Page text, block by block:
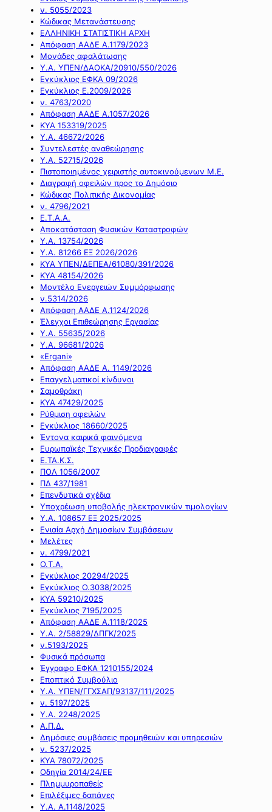
ν. 5055/2023
Κώδικας Μετανάστευσης
ΕΛΛΗΝΙΚΗ ΣΤΑΤΙΣΤΙΚΗ ΑΡΧΗ
Απόφαση ΑΑΔΕ Α.1179/2023
Μονάδες αφαλάτωσης
Υ.Α. ΥΠΕΝ/ΔΑΟΚΑ/20910/550/2026
Εγκύκλιος ΕΦΚΑ 09/2026
Εγκύκλιος Ε.2009/2026
ν. 4763/2020
Απόφαση ΑΑΔΕ Α.1057/2026
ΚΥΑ 153319/2025
Υ.Α. 46672/2026
Συντελεστές αναθεώρησης
Υ.Α. 52715/2026
Πιστοποιημένος χειριστής αυτοκινούμενων Μ.Ε.
Διαγραφή οφειλών προς το Δημόσιο
Κώδικας Πολιτικής Δικονομίας
ν. 4796/2021
Ε.Τ.Α.Α.
Αποκατάσταση Φυσικών Καταστροφών
Υ.Α. 13754/2026
Υ.Α. 81266 ΕΞ 2026/2026
ΚΥΑ ΥΠΕΝ/ΔΕΠΕΑ/61080/391/2026
ΚΥΑ 48154/2026
Μοντέλο Ενεργειών Συμμόρφωσης
ν.5314/2026
Απόφαση ΑΑΔΕ Α.1124/2026
Έλεγχοι Επιθεώρησης Εργασίας
Υ.Α. 55635/2026
Υ.Α. 96681/2026
«Ergani»
Απόφαση ΑΑΔΕ Α. 1149/2026
Επαγγελματικοί κίνδυνοι
Σαμοθράκη
ΚΥΑ 47429/2025
Ρύθμιση οφειλών
Εγκύκλιος 18660/2025
Έντονα καιρικά φαινόμενα
Ευρωπαϊκές Τεχνικές Προδιαγραφές
Ε.ΤΑ.Κ.Σ.
ΠΟΛ 1056/2007
ΠΔ 437/1981
Επενδυτικά σχέδια
Υποχρέωση υποβολής ηλεκτρονικών τιμολογίων
Υ.Α. 108657 ΕΞ 2025/2025
Ενιαία Αρχή Δημοσίων Συμβάσεων
Μελέτες
ν. 4799/2021
Ο.Τ.Α.
Εγκύκλιος 20294/2025
Εγκύκλιος Ο.3038/2025
ΚΥΑ 59210/2025
Εγκύκλιος 7195/2025
Απόφαση ΑΑΔΕ Α.1118/2025
Υ.Α. 2/58829/ΔΠΓΚ/2025
ν.5193/2025
Φυσικά πρόσωπα
Έγγραφο ΕΦΚΑ 1210155/2024
Εποπτικό Συμβούλιο
Υ.Α. ΥΠΕΝ/ΓΓΧΣΑΠ/93137/111/2025
ν. 5197/2025
Υ.Α. 2248/2025
Α.Π.Δ.
Δημόσιες συμβάσεις προμηθειών και υπηρεσιών
ν. 5237/2025
ΚΥΑ 78072/2025
Οδηγία 2014/24/ΕΕ
Πλημμυροπαθείς
Επιλέξιμες δαπάνες
Υ.Α. Α.1148/2025